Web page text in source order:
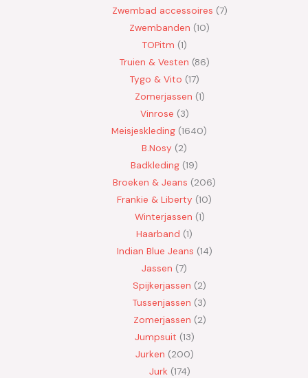
Zwembad accessoires 7
Zwembanden 10
TOPitm 1
Truien & Vesten 86
Tygo & Vito 17
Zomerjassen 1
Vinrose 3
Meisjeskleding 1640
B.Nosy
2
Badkleding 19
Broeken & Jeans
206
Frankie & Liberty 10
Winterjassen 1
Haarband 1
Indian Blue Jeans 14
Jassen 7
Spijkerjassen
2
Tussenjassen
3
Zomerjassen 2
Jumpsuit 13
Jurken 200
Jurk 174